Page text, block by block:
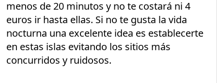
menos de 20 minutos y no te costará ni 4
euros ir hasta ellas. Si no te gusta la vida
nocturna una excelente idea es establecerte
en estas islas evitando los sitios más
concurridos y ruidosos.